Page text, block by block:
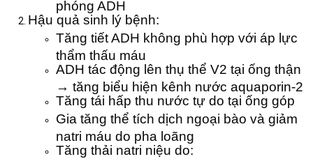
phóng ADH
Hậu quả sinh lý bệnh:
Tăng tiết ADH không phù hợp với áp lực
thẩm thấu máu
ADH tác động lên thụ thể V2 tại ống thận
→ tăng biểu hiện kênh nước aquaporin-2
Tăng tái hấp thu nước tự do tại ống góp
Gia tăng thể tích dịch ngoại bào và giảm
natri máu do pha loãng
Tăng thải natri niệu do: